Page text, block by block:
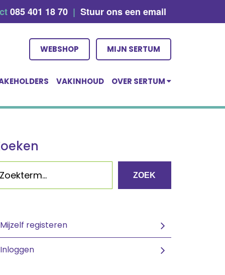
085 401 18 70 | Stuur ons een email
WEBSHOP MIJN SERTUM
VAKINHOUD OVER SERTUM
ZOEK
Mijzelf registeren
Inloggen